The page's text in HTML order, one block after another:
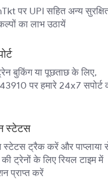
पर UPI सहित अन्य
का लाभ उठायें
बुकिंग या पूछताछ के लिए,
पर हमारे 24x7 सपोर्ट
स्टेटस
स्टेटस ट्रैक करें और पाप्लाया
ट्रेनों के लिए रियल टाइम में
प्राप्त करें